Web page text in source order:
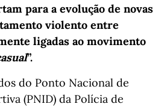
para a evolução de novas
violento entre
ligadas ao movimento
”.
do Ponto Nacional de
(PNID) da Polícia de